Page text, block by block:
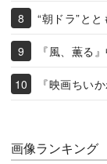
“朝ドラ”と
『風、薫る
『映画ちい
画像ランキング